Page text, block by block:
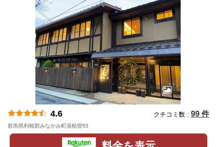
4.6 クチコミ数 : 99 件
群馬県利根郡みなかみ町湯桧曽93